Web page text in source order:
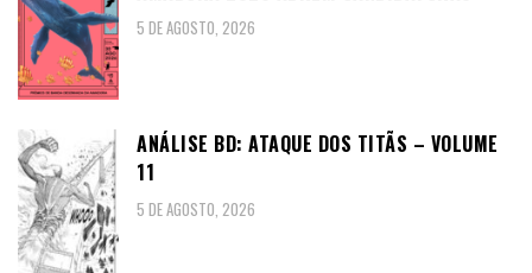
5 DE AGOSTO, 2026
ANÁLISE BD: ATAQUE DOS TITÃS – VOLUME
11
5 DE AGOSTO, 2026